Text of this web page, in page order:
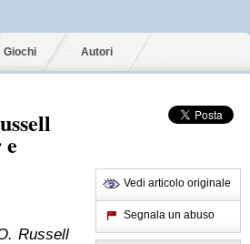
Giochi Autori
Russell
Vedi articolo originale
Segnala un abuso